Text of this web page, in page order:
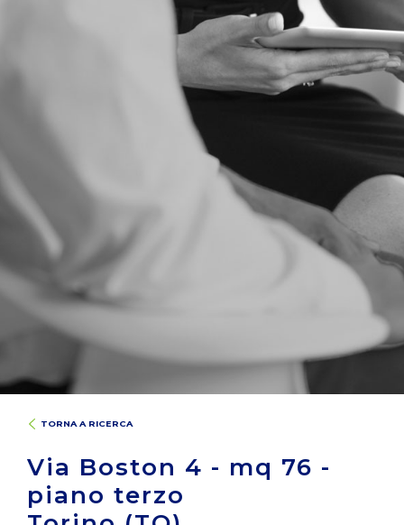
TORNA A RICERCA
Via Boston 4 - mq 76 -
piano terzo